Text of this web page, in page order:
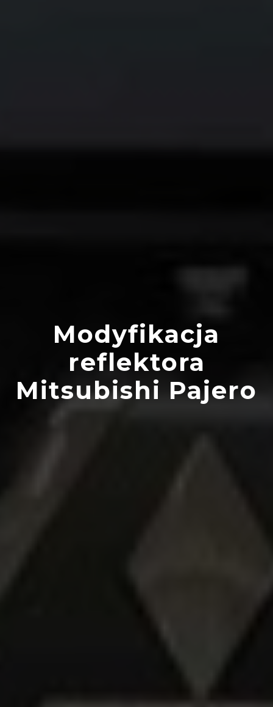
Modyfikacja
reflektora
Mitsubishi Pajero